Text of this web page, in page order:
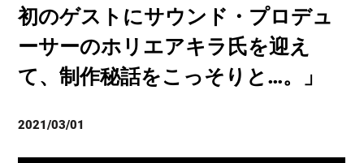
初のゲストにサウンド・プロデュ
ーサーのホリエアキラ氏を迎え
て、制作秘話をこっそりと…。」
2021/03/01